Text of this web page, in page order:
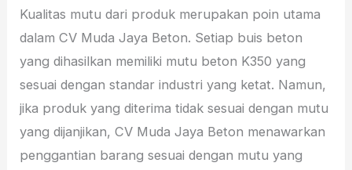
Kualitas mutu dari produk merupakan poin utama
dalam CV Muda Jaya Beton. Setiap buis beton
yang dihasilkan memiliki mutu beton K350 yang
sesuai dengan standar industri yang ketat. Namun,
jika produk yang diterima tidak sesuai dengan mutu
yang dijanjikan, CV Muda Jaya Beton menawarkan
penggantian barang sesuai dengan mutu yang